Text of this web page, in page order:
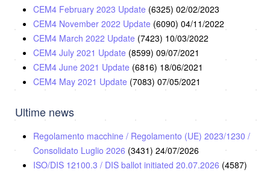
CEM4 February 2023 Update (6325) 02/02/2023
CEM4 November 2022 Update (6090) 04/11/2022
CEM4 March 2022 Update (7423) 10/03/2022
CEM4 July 2021 Update (8599) 09/07/2021
CEM4 June 2021 Update (6816) 18/06/2021
CEM4 May 2021 Update (7083) 07/05/2021
Ultime news
Regolamento macchine / Regolamento (UE) 2023/1230 /
Consolidato Luglio 2026 (3431) 24/07/2026
ISO/DIS 12100.3 / DIS ballot initiated 20.07.2026 (4587)